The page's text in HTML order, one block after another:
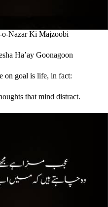
Nazar Ki Majzoobi
Ha’ay Goonagoon
on goal is life, in fact:
that mind distract.